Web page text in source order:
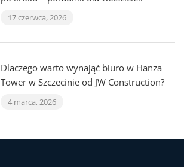
17 czerwca, 2026
Dlaczego warto wynająć biuro w Hanza
Tower w Szczecinie od JW Construction?
4 marca, 2026